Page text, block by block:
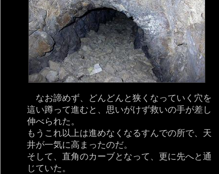
なお諦めず、どんどんと狭くなっていく穴を
這い蹲って進むと、思いがけず救いの手が差し
伸べられた。
もうこれ以上は進めなくなるすんでの所で、天
井が一気に高まったのだ。
そして、直角のカーブとなって、更に先へと通
じていた。